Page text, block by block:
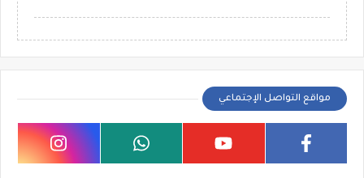
مواقع التواصل الإجتماعي